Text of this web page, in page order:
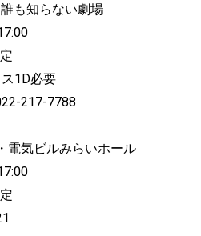
も知らない劇場
1D必要
217-7788
気ビルみらいホール